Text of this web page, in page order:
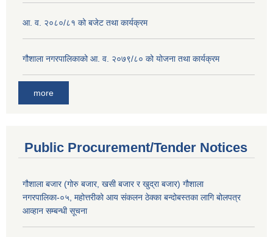
आ. व. २०८०/८१ को बजेट तथा कार्यक्रम
गौशाला नगरपालिकाको आ. व. २०७९/८० को योजना तथा कार्यक्रम
more
Public Procurement/Tender Notices
गौशाला बजार (गोरु बजार, खसी बजार र खुद्रा बजार) गौशाला
नगरपालिका-०५, महोत्तरीको आय संकलन ठेक्का बन्दोबस्तका लागि बोलपत्र
आव्हान सम्बन्धी सूचना